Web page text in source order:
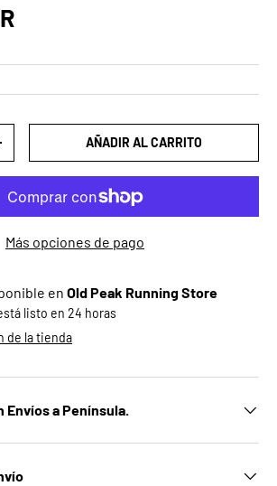
LA CANTIDAD
AÑADIR AL CARRITO
Más opciones de pago
en Old Peak Running Store
listo en 24 horas
de la tienda
Envíos a Península.